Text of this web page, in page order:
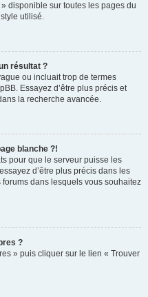
disponible sur toutes les pages du
utilisé.
résultat ?
ou incluait trop de termes
Essayez d’être plus précis et
la recherche avancée.
blanche ?!
pour que le serveur puisse les
d’être plus précis dans les
dans lesquels vous souhaitez
?
» puis cliquer sur le lien « Trouver